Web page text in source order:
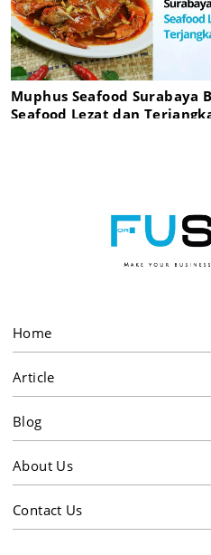
Muphus Seafood Surabaya
Seafood Lezat dan
Home
Article
Blog
About Us
Contact Us